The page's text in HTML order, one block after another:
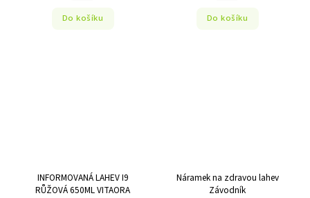
Do košíku Do košíku
INFORMOVANÁ LAHEV I9
RŮŽOVÁ 650ML VITAORA
Náramek na zdravou lahev
Závodník